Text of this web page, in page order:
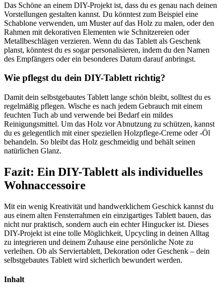
Das Schöne an einem DIY-Projekt ist, dass du es genau nach deinen
Vorstellungen gestalten kannst. Du könntest zum Beispiel eine
Schablone verwenden, um Muster auf das Holz zu malen, oder den
Rahmen mit dekorativen Elementen wie Schnitzereien oder
Metallbeschlägen verzieren. Wenn du das Tablett als Geschenk
planst, könntest du es sogar personalisieren, indem du den Namen
des Empfängers oder ein besonderes Datum darauf anbringst.
Wie pflegst du dein DIY-Tablett richtig?
Damit dein selbstgebautes Tablett lange schön bleibt, solltest du es
regelmäßig pflegen. Wische es nach jedem Gebrauch mit einem
feuchten Tuch ab und verwende bei Bedarf ein mildes
Reinigungsmittel. Um das Holz vor Abnutzung zu schützen, kannst
du es gelegentlich mit einer speziellen Holzpflege-Creme oder -Öl
behandeln. So bleibt das Holz geschmeidig und behält seinen
natürlichen Glanz.
Fazit: Ein DIY-Tablett als individuelles
Wohnaccessoire
Mit ein wenig Kreativität und handwerklichem Geschick kannst du
aus einem alten Fensterrahmen ein einzigartiges Tablett bauen, das
nicht nur praktisch, sondern auch ein echter Hingucker ist. Dieses
DIY-Projekt ist eine tolle Möglichkeit, Upcycling in deinen Alltag
zu integrieren und deinem Zuhause eine persönliche Note zu
verleihen. Ob als Serviertablett, Dekoration oder Geschenk – dein
selbstgebautes Tablett wird sicherlich bewundert werden.
Inhalt